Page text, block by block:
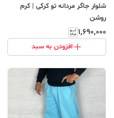
شلوار جاگر مردانه تو کرکی | کرم
روشن
۱٬۶۹۰٬۰۰۰
افزودن به سبد